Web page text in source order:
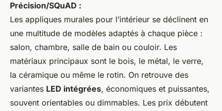
Précision/SQuAD :
Les appliques murales pour l’intérieur se déclinent en
une multitude de modèles adaptés à chaque pièce :
salon, chambre, salle de bain ou couloir. Les
matériaux principaux sont le bois, le métal, le verre,
la céramique ou même le rotin. On retrouve des
variantes LED intégrées, économiques et puissantes,
souvent orientables ou dimmables. Les prix débutent